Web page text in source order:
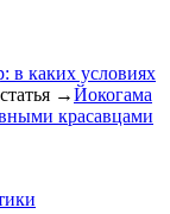
в каких условиях
→Йокогама
красавцами